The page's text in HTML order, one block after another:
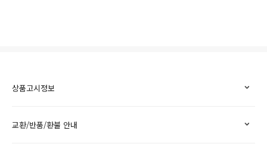
상품고시정보
교환/반품/환불 안내